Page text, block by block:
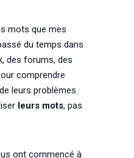
mots que mes
du temps dans
des forums, des
comprendre
leurs problèmes.
leurs mots, pas
ont commencé à